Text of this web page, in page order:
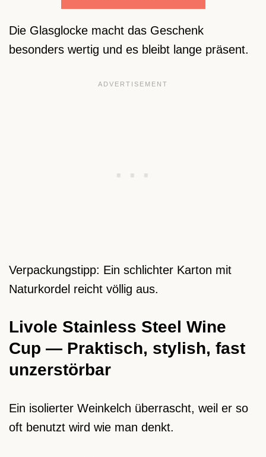
Die Glasglocke macht das Geschenk
besonders wertig und es bleibt lange präsent.
Verpackungstipp: Ein schlichter Karton mit
Naturkordel reicht völlig aus.
Livole Stainless Steel Wine
Cup — Praktisch, stylish, fast
unzerstörbar
Ein isolierter Weinkelch überrascht, weil er so
oft benutzt wird wie man denkt.